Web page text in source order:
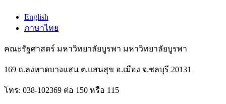
English
ภาษาไทย
คณะรัฐศาสตร์ มหาวิทยาลัยบูรพา มหาวิทยาลัยบูรพา
169 ถ.ลงหาดบางแสน ต.แสนสุข อ.เมือง จ.ชลบุรี 20131
โทร: 038-102369 ต่อ 150 หรือ 115